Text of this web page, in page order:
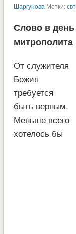
Шаргунова Метки:
Слово в день
митрополита
От служителя
Божия
требуется
быть верным.
Меньше всего
хотелось бы